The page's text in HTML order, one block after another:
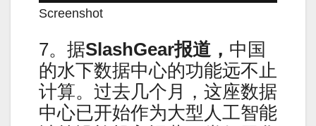
Screenshot
7。据SlashGear报道， 中国
的水下数据中心的功能远不止
计算。过去几个月，这座数据
中心已开始作为大型人工智能